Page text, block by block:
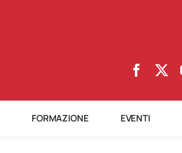
FORMAZIONE EVENTI